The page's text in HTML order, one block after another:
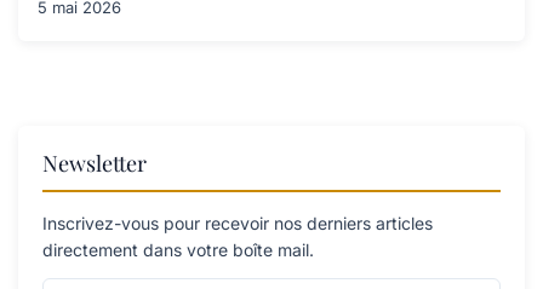
5 mai 2026
Newsletter
Inscrivez-vous pour recevoir nos derniers articles
directement dans votre boîte mail.